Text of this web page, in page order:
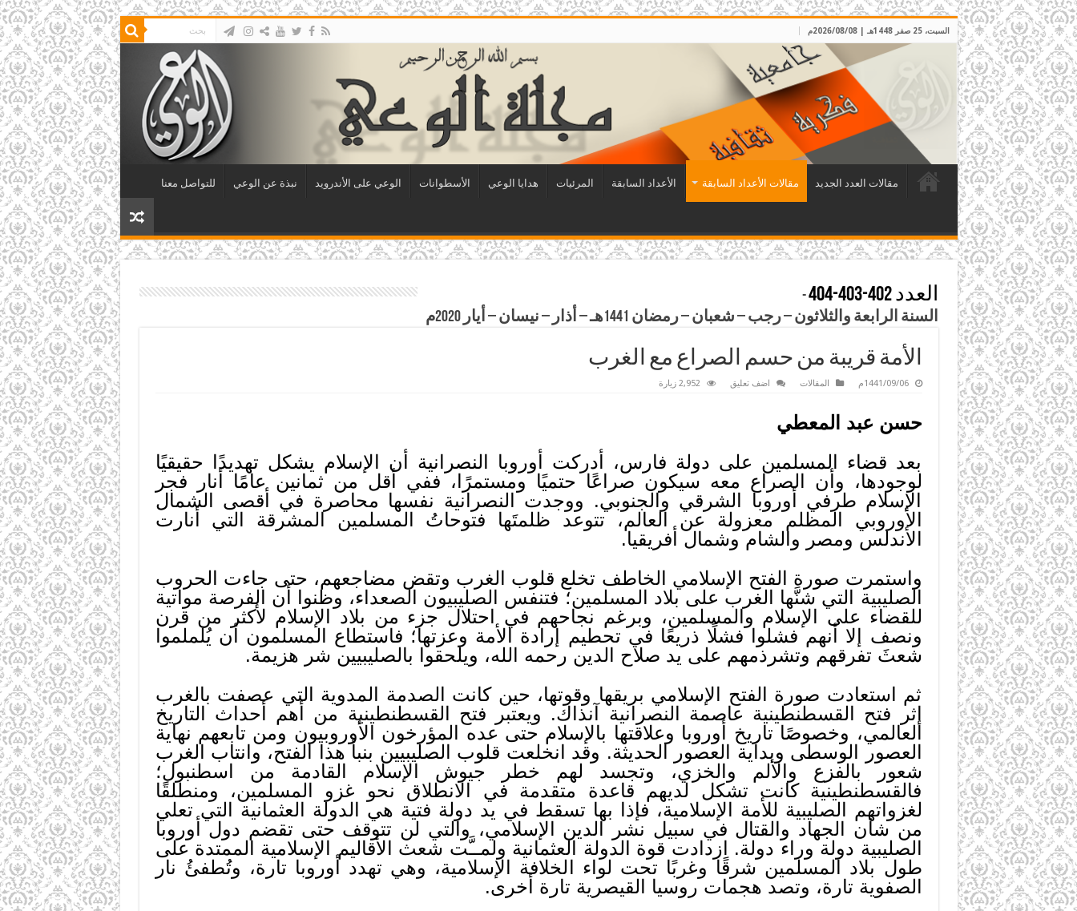
السبت، 25 صفر 1448هـ | 2026/08/08م
مقالات العدد الجديد مقالات الأعداد السابقة الأعداد السابقة المرئيات هدايا الوعي الأسطوانات الوعي على الأندرويد نبذة عن الوعي للتواصل معنا
العدد 402-403-404
-
السنة الرابعة والثلاثون – رجب – شعبان – رمضان 1441هـ – أذار – نيسان – أيار 2020م
الأمة قريبة من حسم الصراع مع الغرب
1441/09/06م المقالات اضف تعليق 2,952 زيارة
حسن عبد المعطي
بعد قضاء المسلمين على دولة فارس، أدركت أوروبا النصرانية أن الإسلام يشكل تهديدًا حقيقيًا
لوجودها، وأن الصراع معه سيكون صراعًا حتميًا ومستمرًا، ففي أقل من ثمانين عامًا أنار فجر
الإسلام طرفي أوروبا الشرقي والجنوبي. ووجدت النصرانية نفسها محاصرة في أقصى الشمال
الأوروبي المظلم معزولة عن العالم، تتوعد ظلمتَها فتوحاتُ المسلمين المشرقة التي أنارت
الأندلس ومصر والشام وشمال أفريقيا.
واستمرت صورة الفتح الإسلامي الخاطف تخلع قلوب الغرب وتقض مضاجعهم، حتى جاءت الحروب
الصليبية التي شنَّها الغرب على بلاد المسلمين؛ فتنفس الصليبيون الصعداء، وظنوا أن الفرصة مواتية
للقضاء على الإسلام والمسلمين، وبرغم نجاحهم في احتلال جزء من بلاد الإسلام لأكثر من قرن
ونصف إلا أنهم فشلوا فشلًا ذريعًا في تحطيم إرادة الأمة وعزتها؛ فاستطاع المسلمون أن يُلملموا
شعثَ تفرقهم وتشرذمهم على يد صلاح الدين رحمه الله، ويلحقوا بالصليبيين شر هزيمة.
ثم استعادت صورة الفتح الإسلامي بريقها وقوتها، حين كانت الصدمة المدوية التي عصفت بالغرب
إثر فتح القسطنطينية عاصمة النصرانية آنذاك. ويعتبر فتح القسطنطينية من أهم أحداث التاريخ
العالمي، وخصوصًا تاريخ أوروبا وعلاقتها بالإسلام حتى عده المؤرخون الأوروبيون ومن تابعهم نهاية
العصور الوسطى وبداية العصور الحديثة. وقد انخلعت قلوب الصليبيين بنبأ هذا الفتح، وانتاب الغرب
شعور بالفزع والألم والخزي، وتجسد لهم خطر جيوش الإسلام القادمة من اسطنبول؛
فالقسطنطينية كانت تشكل لديهم قاعدة متقدمة في الانطلاق نحو غزو المسلمين، ومنطلقًا
لغزواتهم الصليبية للأمة الإسلامية، فإذا بها تسقط في يد دولة فتية هي الدولة العثمانية التي تعلي
من شأن الجهاد والقتال في سبيل نشر الدين الإسلامي، والتي لن تتوقف حتى تقضم دول أوروبا
الصليبية دولة وراء دولة. ازدادت قوة الدولة العثمانية ولمــَّت شعث الأقاليم الإسلامية الممتدة على
طول بلاد المسلمين شرقًا وغربًا تحت لواء الخلافة الإسلامية، وهي تهدد أوروبا تارة، وتُطفئُ نار
الصفوية تارة، وتصد هجمات روسيا القيصرية تارة أخرى.